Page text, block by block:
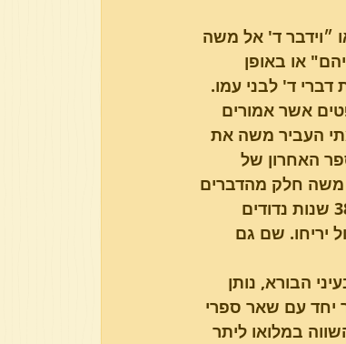
״וידבר ד' אל משה
או באופן
ד' לבני עמו.
אשר אמורים
העביר משה את
האחרון של
משה חלק מהדברים
שקבל מאת ד' על מנת להעבירם אל בני ישראל, בכל מיני תחנות במשך 38 שנות נדודים
מול יריחו. שם גם
הבורא, נותן
יחד עם שאר ספרי
במלואו ליתר
בא